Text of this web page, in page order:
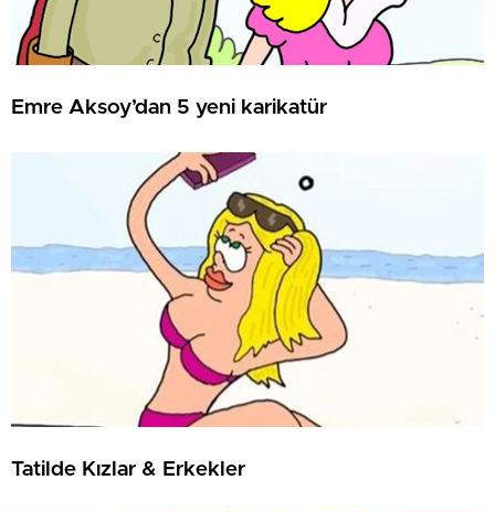
Emre Aksoy’dan 5 yeni karikatür
Tatilde Kızlar & Erkekler